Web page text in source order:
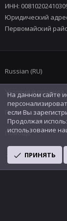
ИНН:
Юридический
Первомайский
Russian (RU)
Условия и правила
Политика
Помощь
R
S
На данном сайте
если Вы
Продолжая
использование
ПРИНЯТЬ